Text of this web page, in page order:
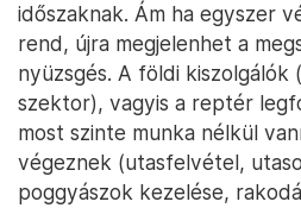
időszaknak. Ám ha egyszer
rend, újra megjelenhet a
nyüzsgés. A földi kiszolgálók
szektor), vagyis a reptér
most szinte munka nélkül
végeznek (utasfelvétel,
poggyászok kezelése,